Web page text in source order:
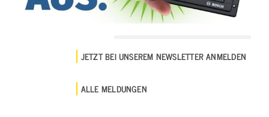
JETZT BEI UNSEREM NEWSLETTER ANMELDEN
ALLE MELDUNGEN